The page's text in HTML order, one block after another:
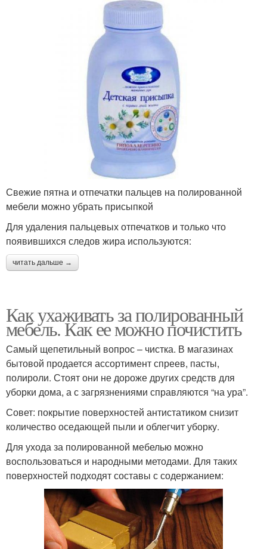
Свежие пятна и отпечатки пальцев на полированной
мебели можно убрать присыпкой
Для удаления пальцевых отпечатков и только что
появившихся следов жира используются:
читать дальше →
Как ухаживать за полированный
мебель. Как ее можно почистить
Самый щепетильный вопрос – чистка. В магазинах
бытовой продается ассортимент спреев, пасты,
полироли. Стоят они не дороже других средств для
уборки дома, а с загрязнениями справляются “на ура”.
Совет: покрытие поверхностей антистатиком снизит
количество оседающей пыли и облегчит уборку.
Для ухода за полированной мебелью можно
воспользоваться и народными методами. Для таких
поверхностей подходят составы с содержанием: